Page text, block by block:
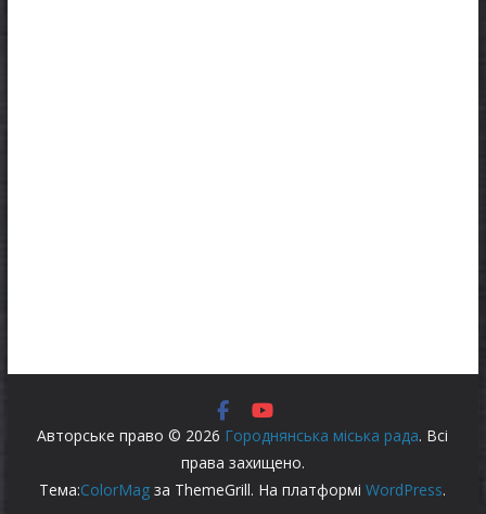
Авторське право © 2026 Городнянська міська рада. Всі
права захищено.
Тема:ColorMag за ThemeGrill. На платформіWordPress.